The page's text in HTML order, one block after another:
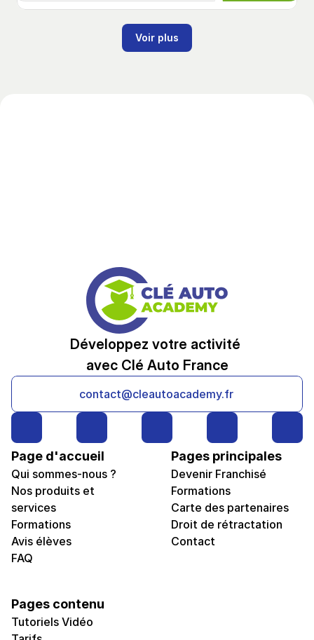
Voir plus
Développez votre activité
avec Clé Auto France
contact@cleautoacademy.fr
Page d'accueil
Qui sommes-nous ?
Nos produits et
services
Formations
Avis élèves
FAQ
Pages principales
Devenir Franchisé
Formations
Carte des partenaires
Droit de rétractation
Contact
Pages contenu
Tutoriels Vidéo